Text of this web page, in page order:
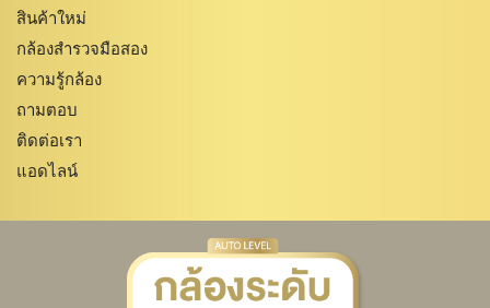
สินค้าใหม่
กล้องสำรวจมือสอง
ความรู้กล้อง
ถามตอบ
ติดต่อเรา
แอดไลน์